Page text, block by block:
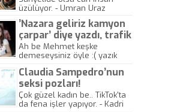
üzülüyor. - Umran Uraz
’Nazara geliriz kamyon
çarpar’ diye yazdı, trafik
kazasında öldü!
Ah be Mehmet keşke
demeseysiniz öyle :( yazık
Claudia Sampedro’nun
seksi pozları!
Çok güzel kadın be.. TikTok'ta
da fena işler yapıyor. - Kadri